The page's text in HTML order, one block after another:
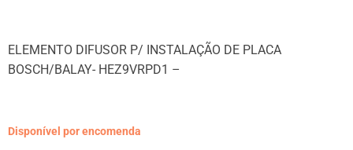
ELEMENTO DIFUSOR P/ INSTALAÇÃO DE PLACA
BOSCH/BALAY- HEZ9VRPD1 –
Disponível por encomenda